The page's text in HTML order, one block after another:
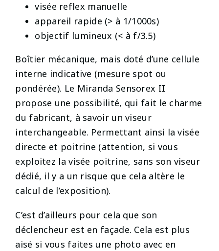
visée reflex manuelle
appareil rapide (> à 1/1000s)
objectif lumineux (< à f/3.5)
Boîtier mécanique, mais doté d’une cellule
interne indicative (mesure spot ou
pondérée). Le Miranda Sensorex II
propose une possibilité, qui fait le charme
du fabricant, à savoir un viseur
interchangeable. Permettant ainsi la visée
directe et poitrine (attention, si vous
exploitez la visée poitrine, sans son viseur
dédié, il y a un risque que cela altère le
calcul de l’exposition).
C’est d’ailleurs pour cela que son
déclencheur est en façade. Cela est plus
aisé si vous faites une photo avec en